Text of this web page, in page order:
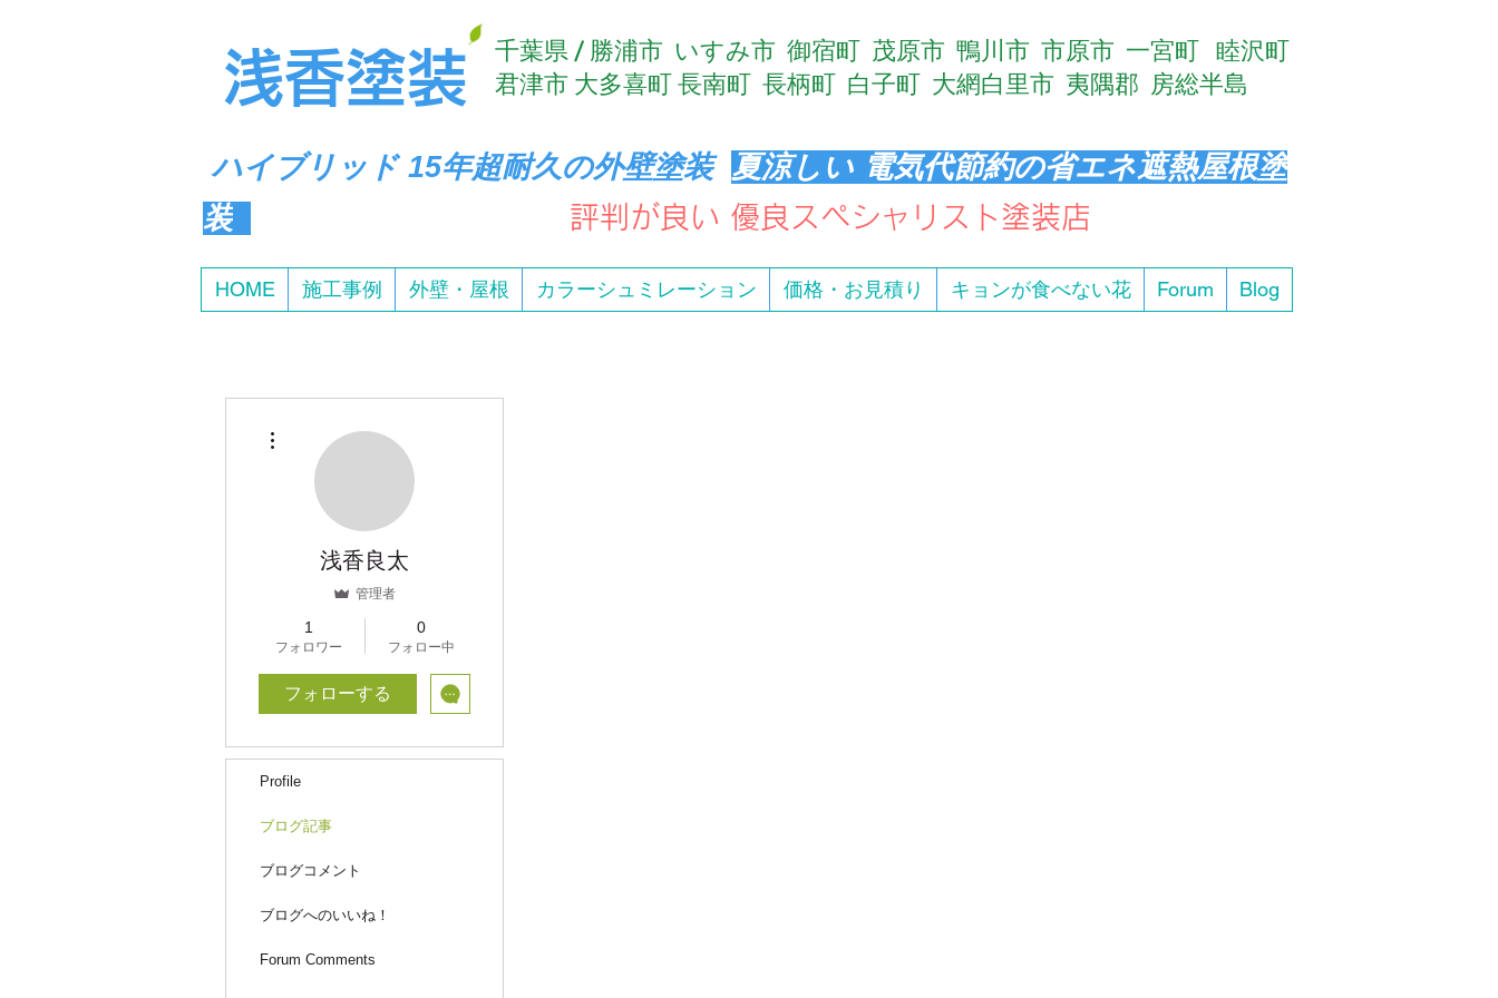
​浅香塗装
​千葉県 / 勝浦市 いすみ市 御宿町 茂原市 鴨川市 市原市 一宮町 睦沢町
君津市 大多喜町 長南町 長柄町 白子町 大網白里市 夷隅郡 房総半島
ハイブリッド 15年超耐久の外壁塗装 夏涼しい 電気代節約の省エネ遮熱屋根塗
装
評判が良い 優良スペシャリスト塗装店
HOME 施工事例 外壁・屋根 カラーシュミレーション 価格・お見積り キョンが食べない花 Forum Blog
浅香良太
管理者
1
フォロワー
0
フォロー中
フォローする
Profile
ブログ記事
ブログコメント
ブログへのいいね！
Forum Comments